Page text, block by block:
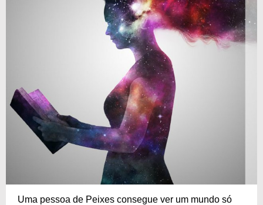
Uma pessoa de Peixes consegue ver um mundo só